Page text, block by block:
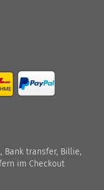
Bank transfer, Billie,
im Checkout